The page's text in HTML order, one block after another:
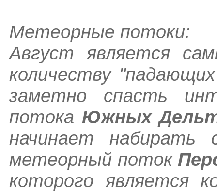
Метеорные потоки:
Август является
количеству
заметно спасть
потока Южных
начинает набирать
метеорный поток
которого является